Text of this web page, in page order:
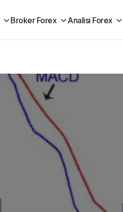
Broker Forex Analisi Forex